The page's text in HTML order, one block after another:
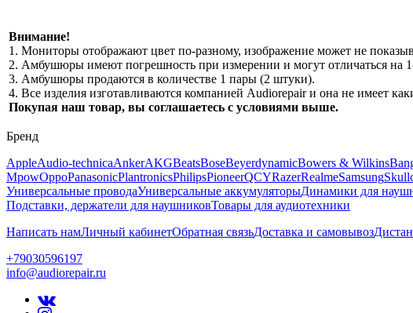
Внимание!
1. Мониторы отображают цвет по-разному, изображение может не
2. Амбушюры имеют погрешность при измерении и могут отличаться на
3. Амбушюры продаются в количестве 1 пары (2 штуки).
4. Все изделия изготавливаются компанией Audiorepair и она не имеет
Покупая наш товар, вы соглашаетесь с условиями выше.
Бренд
AppleAudio-technicaAnkerAKGBeatsBoseBeyerdynamicBowers & Wilkins
MpowOppoPanasonicPlantronicsPhilipsPioneerQCYRazerRealmeSamsung
Универсальные проводаУниверсальные аккумуляторыДинамики для
Подставки, держатели для наушниковТовары для аудиотехники
Написать намЛичный кабинетОбратная связьДоставка и самовывоз
+79030596197
info@audiorepair.ru